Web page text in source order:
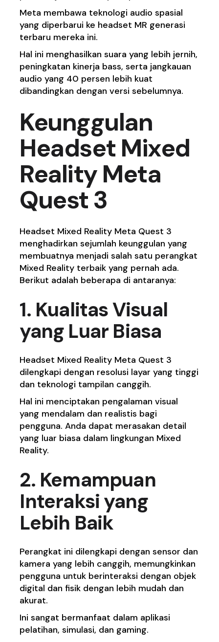
Meta membawa teknologi audio spasial
yang diperbarui ke headset MR generasi
terbaru mereka ini.
Hal ini menghasilkan suara yang lebih jernih,
peningkatan kinerja bass, serta jangkauan
audio yang 40 persen lebih kuat
dibandingkan dengan versi sebelumnya.
Keunggulan
Headset Mixed
Reality Meta
Quest 3
Headset Mixed Reality Meta Quest 3
menghadirkan sejumlah keunggulan yang
membuatnya menjadi salah satu perangkat
Mixed Reality terbaik yang pernah ada.
Berikut adalah beberapa di antaranya:
1. Kualitas Visual
yang Luar Biasa
Headset Mixed Reality Meta Quest 3
dilengkapi dengan resolusi layar yang tinggi
dan teknologi tampilan canggih.
Hal ini menciptakan pengalaman visual
yang mendalam dan realistis bagi
pengguna. Anda dapat merasakan detail
yang luar biasa dalam lingkungan Mixed
Reality.
2. Kemampuan
Interaksi yang
Lebih Baik
Perangkat ini dilengkapi dengan sensor dan
kamera yang lebih canggih, memungkinkan
pengguna untuk berinteraksi dengan objek
digital dan fisik dengan lebih mudah dan
akurat.
Ini sangat bermanfaat dalam aplikasi
pelatihan, simulasi, dan gaming.